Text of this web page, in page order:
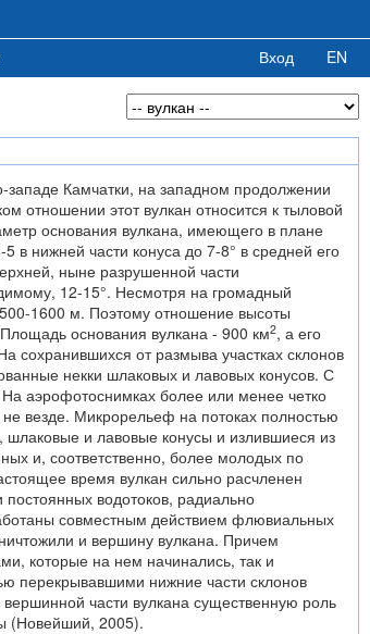
Вход EN
Камчатки, на западном продолжении
отношении этот вулкан относится к тыловой
основания вулкана, имеющего в плане
в нижней части конуса до 7-8° в средней его
ныне разрушенной части
12-15°. Несмотря на громадный
1600 м. Поэтому отношение высоты
основания вулкана - 900 км2, а его
сохранившихся от размыва участках склонов
некки шлаковых и лавовых конусов. С
аэрофотоснимках более или менее четко
везде. Микрорельеф на потоках полностью
и лавовые конусы и излившиеся из
и, соответственно, более молодых по
время вулкан сильно расчленен
водотоков, радиально
совместным действием флювиальных
и вершину вулкана. Причем
которые на нем начинались, так и
перекрывавшими нижние части склонов
части вулкана существенную роль
(Новейший, 2005).